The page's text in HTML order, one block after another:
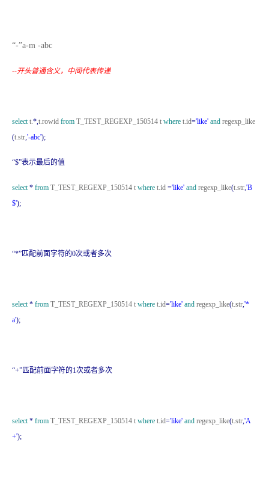
“-”a-m -abc
--开头普通含义，中间代表传递
selectt.*,t.rowid from T_TEST_REGEXP_150514 t where t.id='like' and regexp_like
(t.str,'-abc');
“$”表示最后的值
select * from T_TEST_REGEXP_150514 t where t.id ='like' and regexp_like(t.str,'B
$');
“*”匹配前面字符的0次或者多次
select * from T_TEST_REGEXP_150514 t where t.id='like' and regexp_like(t.str,'*
a');
“+”匹配前面字符的1次或者多次
select * from T_TEST_REGEXP_150514 t where t.id='like' and regexp_like(t.str,'A
+');